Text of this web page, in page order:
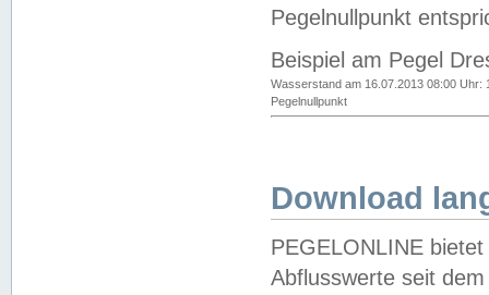
Pegelnullpunkt
Beispiel am Pegel
Wasserstand am 16.07.2013 08:00 Uhr:
Pegelnullpunkt
Download
PEGELONLINE
Abflusswerte seit